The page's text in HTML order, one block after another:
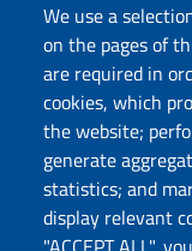
We use a
on the pages of
are required in
cookies, which
the website;
generate
statistics; and
display relevant
eUniss
Calls
Posta elettronica
Protocollo
Follow us